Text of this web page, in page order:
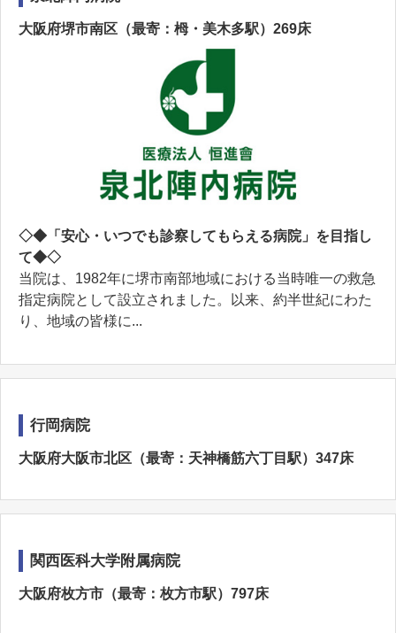
大阪府堺市南区（最寄：栂・美木多駅）269床
◇◆「安心・いつでも診察してもらえる病院」を目指し
て◆◇
当院は、1982年に堺市南部地域における当時唯一の救急
指定病院として設立されました。以来、約半世紀にわた
り、地域の皆様に...
行岡病院
大阪府大阪市北区（最寄：天神橋筋六丁目駅）347床
関西医科大学附属病院
大阪府枚方市（最寄：枚方市駅）797床